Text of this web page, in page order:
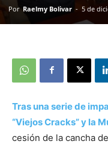
Por Raelmy Bolivar - 5 de
Tras una serie de
“Viejos Cracks” y la
cesión de la cancha